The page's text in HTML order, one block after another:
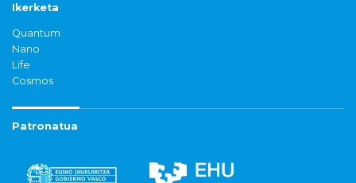
Ikerketa
Quantum
Nano
Life
Cosmos
Patronatua